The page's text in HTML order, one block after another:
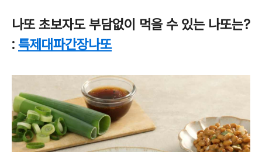
나또 초보자도 부담없이 먹을 수 있는 나또는?
: 특제대파간장나또